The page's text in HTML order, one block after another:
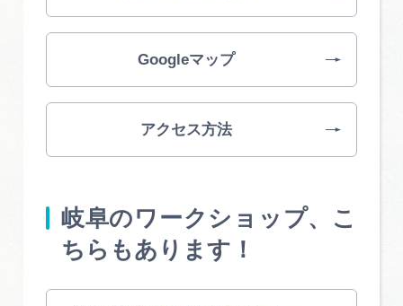
Googleマップ
アクセス方法
岐阜のワークショップ、こ
ちらもあります！